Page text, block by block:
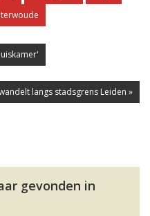
langs stadsgrens Leiden »
gevonden in